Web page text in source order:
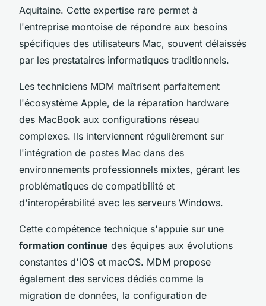
Aquitaine. Cette expertise rare permet à
l'entreprise montoise de répondre aux besoins
spécifiques des utilisateurs Mac, souvent délaissés
par les prestataires informatiques traditionnels.
Les techniciens MDM maîtrisent parfaitement
l'écosystème Apple, de la réparation hardware
des MacBook aux configurations réseau
complexes. Ils interviennent régulièrement sur
l'intégration de postes Mac dans des
environnements professionnels mixtes, gérant les
problématiques de compatibilité et
d'interopérabilité avec les serveurs Windows.
Cette compétence technique s'appuie sur une
formation continue des équipes aux évolutions
constantes d'iOS et macOS. MDM propose
également des services dédiés comme la
migration de données, la configuration de